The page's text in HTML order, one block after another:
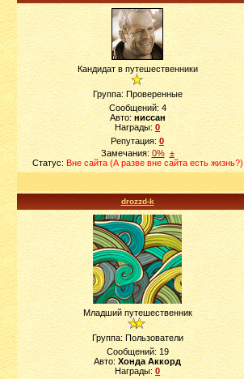
Кандидат в путешественники
Группа: Проверенные
Сообщений: 4
Авто:ниссан
Награды: 0
Репутация: 0
Замечания: 0% ±
Статус: Вне сайта (А разве вне сайта есть жизнь?)
drozzd-k
Младший путешественник
Группа: Пользователи
Сообщений: 19
Авто: Хонда Аккорд
Награды: 0